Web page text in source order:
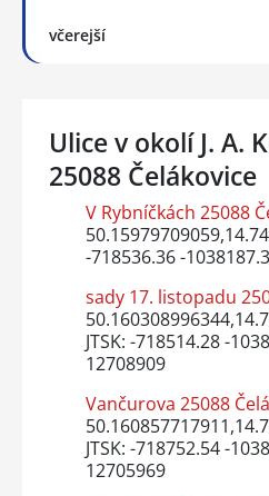
včerejší
Ulice v okolí J. A.
25088 Čelákovice
V Rybníčkách 25088
-718536.36 -
sady 17. listopadu
JTSK: -718514.28 -
12708909
Vančurova 25088
JTSK: -718752.54 -
12705969